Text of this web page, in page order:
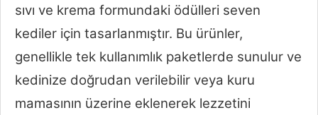
sıvı ve krema formundaki ödülleri seven
kediler için tasarlanmıştır. Bu ürünler,
genellikle tek kullanımlık paketlerde sunulur ve
kedinize doğrudan verilebilir veya kuru
mamasının üzerine eklenerek lezzetini